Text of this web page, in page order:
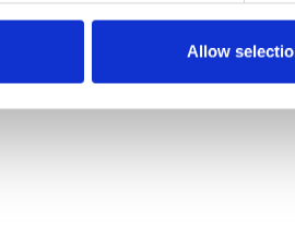
Allow
Brutto